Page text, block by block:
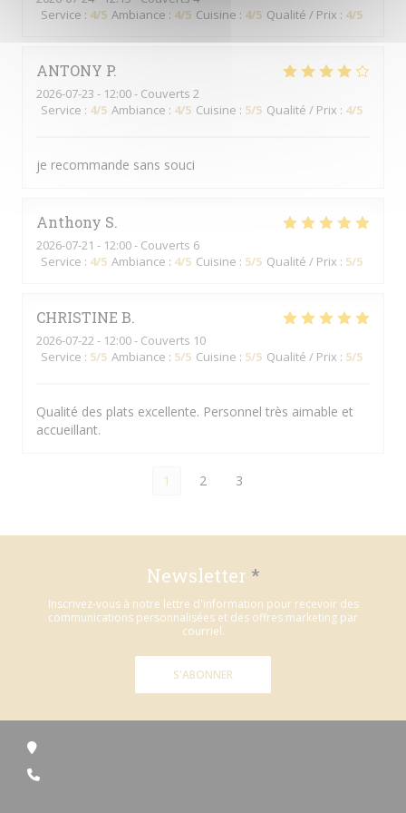
Service : 4/5 Ambiance : 4/5 Cuisine : 4/5 Qualité / Prix : 4/5
ANTONY P
2026-07-23 - 12:00 - Couverts 2
Service : 4/5 Ambiance : 4/5 Cuisine : 5/5 Qualité / Prix : 4/5
je recommande sans souci
Anthony S
2026-07-21 - 12:00 - Couverts 6
Service : 4/5 Ambiance : 4/5 Cuisine : 5/5 Qualité / Prix : 5/5
CHRISTINE B
2026-07-22 - 12:00 - Couverts 10
Service : 5/5 Ambiance : 5/5 Cuisine : 5/5 Qualité / Prix : 5/5
Qualité des plats excellente. Personnel très aimable et
accueillant.
1 2 3
Newsletter *
Inscrivez-vous à notre lettre d'information pour recevoir des
communications personnalisées et des offres marketing par
courriel.
S'ABONNER